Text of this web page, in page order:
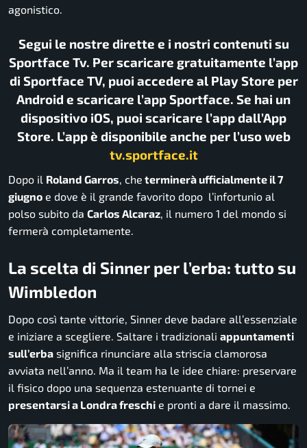
agonistico.
Segui le nostre dirette e i nostri contenuti su
Sportface Tv. Per scaricare gratuitamente l’app
di Sportface TV, puoi accedere al Play Store per
Android e scaricare l’app Sportface. Se hai un
dispositivo iOS, puoi scaricare l’app dall’App
Store. L’app è disponibile anche per l’uso web
tv.sportface.it
Dopo il Roland Garros, che terminerà ufficialmente il 7
giugno e dove è il grande favorito dopo l’infortunio al
polso subito da Carlos Alcaraz, il numero 1 del mondo si
fermerà completamente.
La scelta di Sinner per l’erba: tutto su
Wimbledon
Dopo così tante vittorie, Sinner deve badare all’essenziale
e iniziare a scegliere. Saltare i tradizionali appuntamenti
sull’erba significa rinunciare alla striscia clamorosa
avviata nell’anno. Ma il team ha le idee chiare: preservare
il fisico dopo una sequenza estenuante di tornei e
presentarsi a Londra freschi e pronti a dare il massimo.